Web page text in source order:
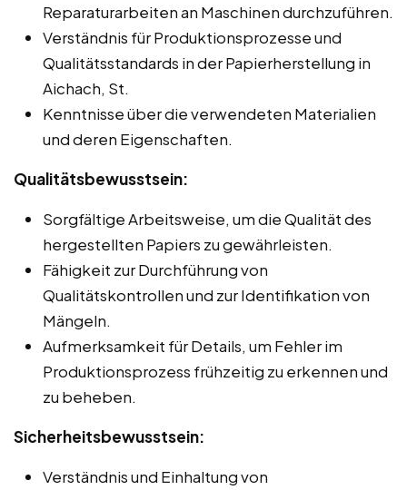
Reparaturarbeiten an Maschinen durchzuführen.
Verständnis für Produktionsprozesse und
Qualitätsstandards in der Papierherstellung in
Aichach, St.
Kenntnisse über die verwendeten Materialien
und deren Eigenschaften.
Qualitätsbewusstsein:
Sorgfältige Arbeitsweise, um die Qualität des
hergestellten Papiers zu gewährleisten.
Fähigkeit zur Durchführung von
Qualitätskontrollen und zur Identifikation von
Mängeln.
Aufmerksamkeit für Details, um Fehler im
Produktionsprozess frühzeitig zu erkennen und
zu beheben.
Sicherheitsbewusstsein:
Verständnis und Einhaltung von